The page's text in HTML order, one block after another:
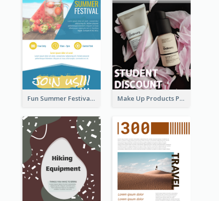
Fun Summer Festival Flyers Make Up Products Purchase With Discount Flyer